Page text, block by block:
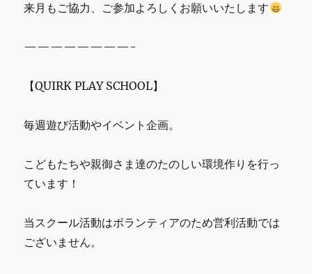
来月もご協力、ご参加よろしくお願いいたします
————————-
【QUIRK PLAY SCHOOL】
毎週遊び活動やイベント企画。
こどもたちや親御さま達のたのしい環境作りを行っ
ています！
当スクール活動はボランティアのため営利活動では
ございません。